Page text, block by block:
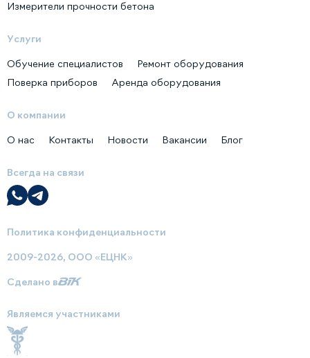
Измерители прочности бетона
Услуги
Обучение специалистов
Ремонт оборудования
Поверка приборов
Аренда оборудования
О компании
О нас Контакты Новости Вакансии Блог
Всегда на связи
Политика конфиденциальности
2009-2026, ООО «ЕЦНК»
Сделано в
Являемся участниками